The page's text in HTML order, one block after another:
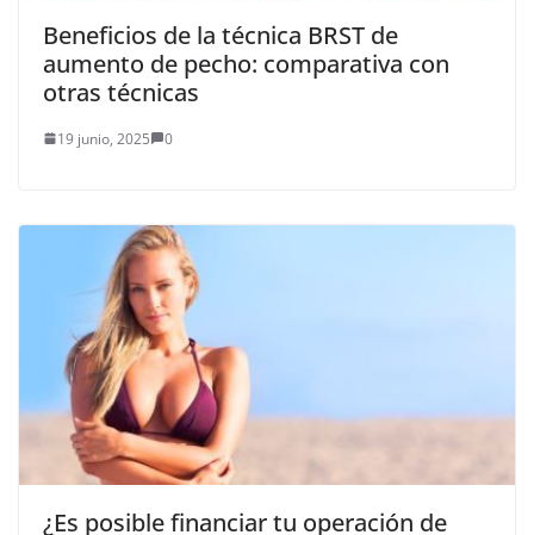
Beneficios de la técnica BRST de
aumento de pecho: comparativa con
otras técnicas
19 junio, 2025 0
¿Es posible financiar tu operación de